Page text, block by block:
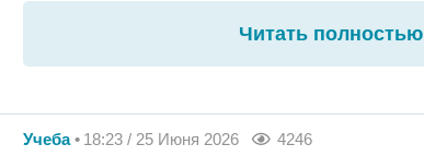
Читать полностью
Учеба 18:23 / 25 Июня 2026 4246